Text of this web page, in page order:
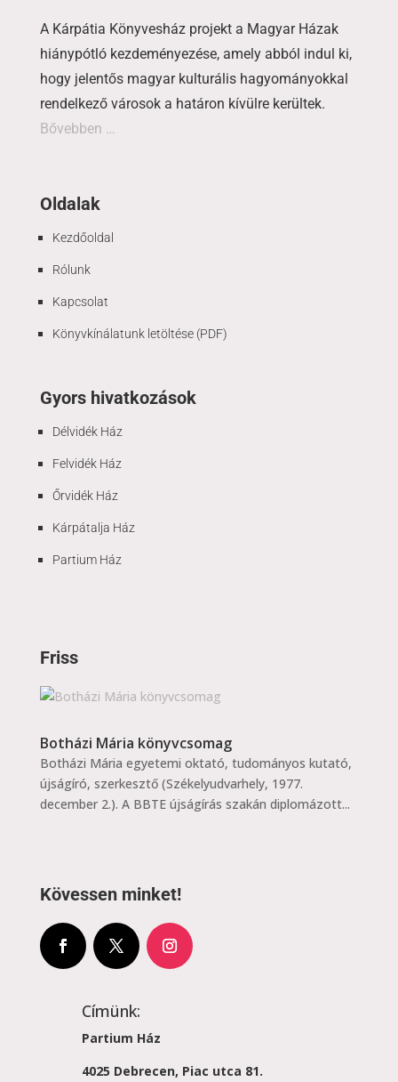
A Kárpátia Könyvesház projekt a Magyar Házak
hiánypótló kezdeményezése, amely abból indul ki,
hogy jelentős magyar kulturális hagyományokkal
rendelkező városok a határon kívülre kerültek.
Bővebben …
Oldalak
Kezdőoldal
Rólunk
Kapcsolat
Könyvkínálatunk letöltése (PDF)
Gyors hivatkozások
Délvidék Ház
Felvidék Ház
Őrvidék Ház
Kárpátalja Ház
Partium Ház
Friss
Botházi Mária könyvcsomag
Botházi Mária egyetemi oktató, tudományos kutató,
újságíró, szerkesztő (Székelyudvarhely, 1977.
december 2.). A BBTE újságírás szakán diplomázott...
Kövessen minket!
Címünk:
Partium Ház
4025 Debrecen, Piac utca 81.